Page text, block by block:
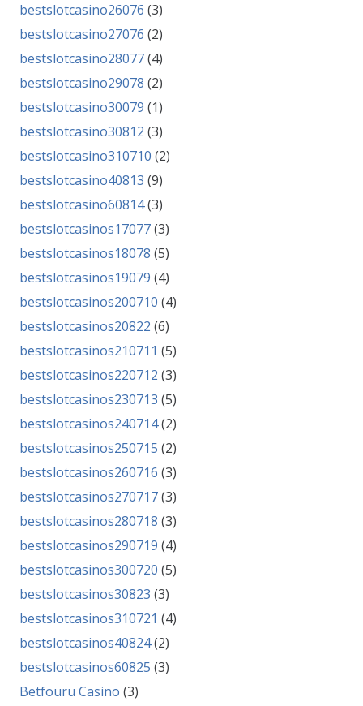
bestslotcasino26076 (3)
bestslotcasino27076 (2)
bestslotcasino28077(4)
bestslotcasino29078 (2)
bestslotcasino30079 (1)
bestslotcasino30812 (3)
bestslotcasino310710 (2)
bestslotcasino40813 (9)
bestslotcasino60814(3)
bestslotcasinos17077(3)
bestslotcasinos18078 (5)
bestslotcasinos19079 (4)
bestslotcasinos200710 (4)
bestslotcasinos20822 (6)
bestslotcasinos210711 (5)
bestslotcasinos220712 (3)
bestslotcasinos230713 (5)
bestslotcasinos240714(2)
bestslotcasinos250715 (2)
bestslotcasinos260716 (3)
bestslotcasinos270717(3)
bestslotcasinos280718 (3)
bestslotcasinos290719 (4)
bestslotcasinos300720 (5)
bestslotcasinos30823 (3)
bestslotcasinos310721 (4)
bestslotcasinos40824(2)
bestslotcasinos60825 (3)
Betfouru Casino (3)